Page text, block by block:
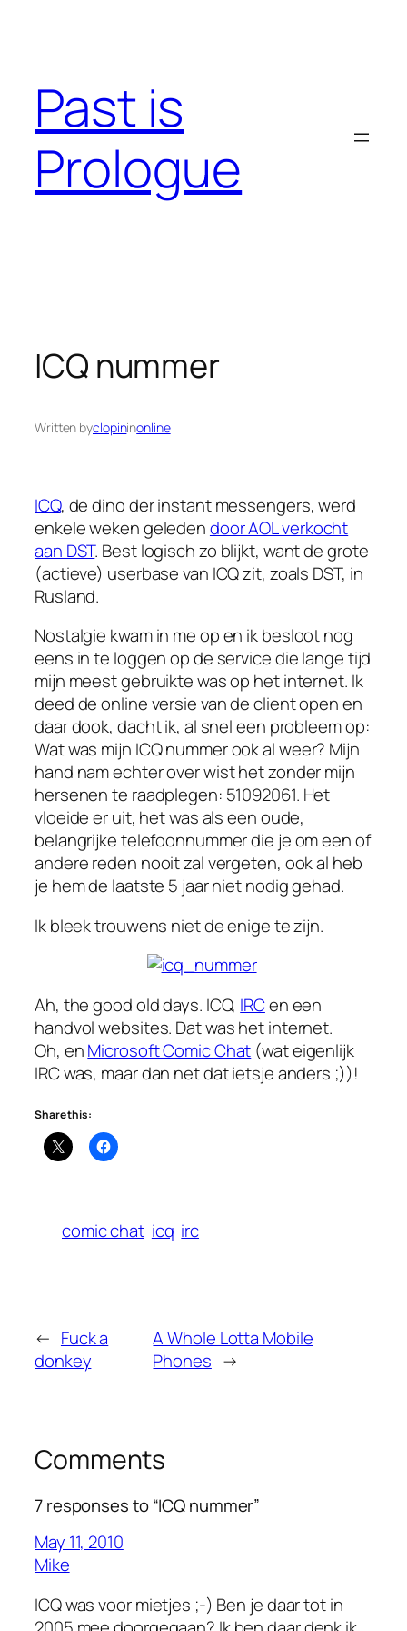
Past is
Prologue
ICQ nummer
Written byclopininonline
ICQ, de dino der instant messengers, werd
enkele weken geledendoor AOL verkocht
aan DST. Best logisch zo blijkt, want de grote
(actieve) userbase van ICQ zit, zoals DST, in
Rusland.
Nostalgie kwam in me op en ik besloot nog
eens in te loggen op de service die lange tijd
mijn meest gebruikte was op het internet. Ik
deed de online versie van de client open en
daar dook, dacht ik, al snel een probleem op:
Wat was mijn ICQ nummer ook al weer? Mijn
hand nam echter over wist het zonder mijn
hersenen te raadplegen: 51092061. Het
vloeide er uit, het was als een oude,
belangrijke telefoonnummer die je om een of
andere reden nooit zal vergeten, ook al heb
je hem de laatste 5 jaar niet nodig gehad.
Ik bleek trouwens niet de enige te zijn.
Ah, the good old days. ICQ, IRCen een
handvol websites. Dat was het internet.
Oh, enMicrosoft Comic Chat (wat eigenlijk
IRC was, maar dan net dat ietsje anders ;))!
Share this:
comic chat icq irc
← Fuck a
donkey
A Whole Lotta Mobile
Phones →
Comments
7 responses to “ICQ nummer”
May 11, 2010
Mike
ICQ was voor mietjes ;-) Ben je daar tot in